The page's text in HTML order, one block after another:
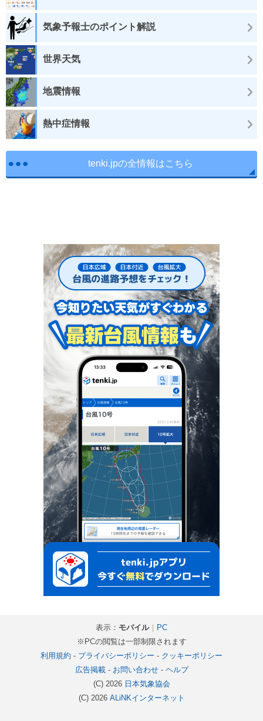
気象予報士のポイント解説
世界天気
地震情報
熱中症情報
tenki.jpの全情報はこちら
表示： モバイル｜ PC
※PCの閲覧は一部制限されます
利用規約 - プライバシーポリシー - クッキーポリシー
広告掲載- お問い合わせ- ヘルプ
(C) 2026 日本気象協会
(C) 2026 ALiNKインターネット